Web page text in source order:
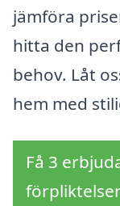
jämföra
hitta den
behov. Låt
hem med
Få 3